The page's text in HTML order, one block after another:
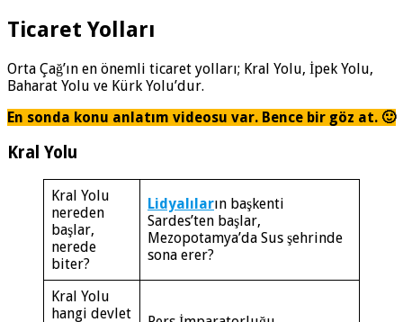
Ticaret Yolları
Orta Çağ’ın en önemli ticaret yolları; Kral Yolu, İpek Yolu,
Baharat Yolu ve Kürk Yolu’dur.
En sonda konu anlatım videosu var. Bence bir göz at. 🙂
Kral Yolu
Kral Yolu
nereden
başlar,
nerede
biter?
Lidyalıların başkenti
Sardes’ten başlar,
Mezopotamya’da Sus şehrinde
sona erer?
Kral Yolu
hangi devlet